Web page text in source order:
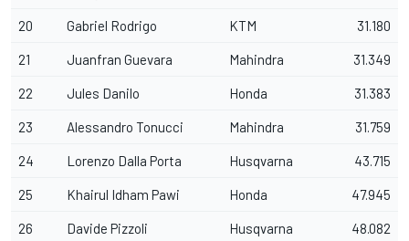
20 Gabriel Rodrigo KTM 31.180
21 Juanfran Guevara Mahindra 31.349
22 Jules Danilo Honda 31.383
23 Alessandro Tonucci Mahindra 31.759
24 Lorenzo Dalla Porta Husqvarna 43.715
25 Khairul Idham Pawi Honda 47.945
26 Davide Pizzoli Husqvarna 48.082